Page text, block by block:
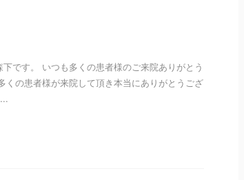
です。 いつも多くの患者様のご来院ありがとう
くの患者様が来院して頂き本当にありがとうござ